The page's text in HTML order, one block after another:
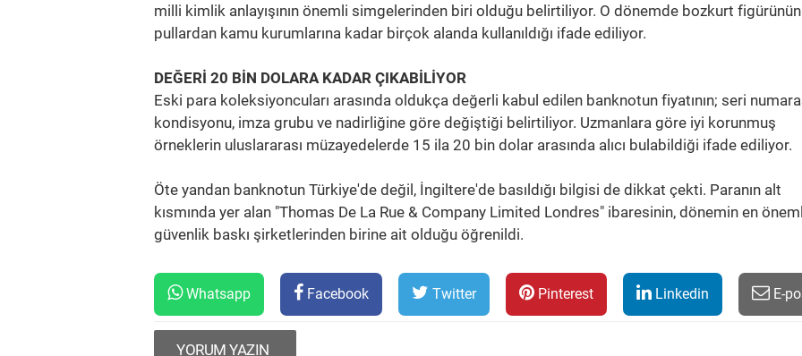
milli kimlik anlayışının önemli simgelerinden biri olduğu belirtiliyor. O dönemde bozkurt figürünün
pullardan kamu kurumlarına kadar birçok alanda kullanıldığı ifade ediliyor.
DEĞERİ 20 BİN DOLARA KADAR ÇIKABİLİYOR
Eski para koleksiyoncuları arasında oldukça değerli kabul edilen banknotun fiyatının; seri
kondisyonu, imza grubu ve nadirliğine göre değiştiği belirtiliyor. Uzmanlara göre iyi korunmuş
örneklerin uluslararası müzayedelerde 15 ila 20 bin dolar arasında alıcı bulabildiği ifade ediliyor.
Öte yandan banknotun Türkiye'de değil, İngiltere'de basıldığı bilgisi de dikkat çekti. Paranın alt
kısmında yer alan "Thomas De La Rue & Company Limited Londres" ibaresinin, dönemin en
güvenlik baskı şirketlerinden birine ait olduğu öğrenildi.
Whatsapp Facebook Twitter Pinterest Linkedin E-
YORUM YAZIN